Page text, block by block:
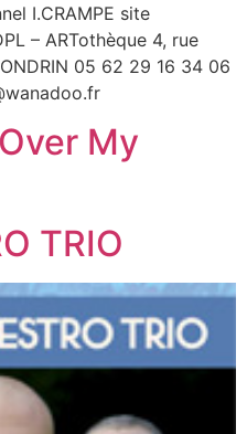
I.CRAMPE site
– ARTothèque 4, rue
05 62 29 16 34 06
My
TRIO